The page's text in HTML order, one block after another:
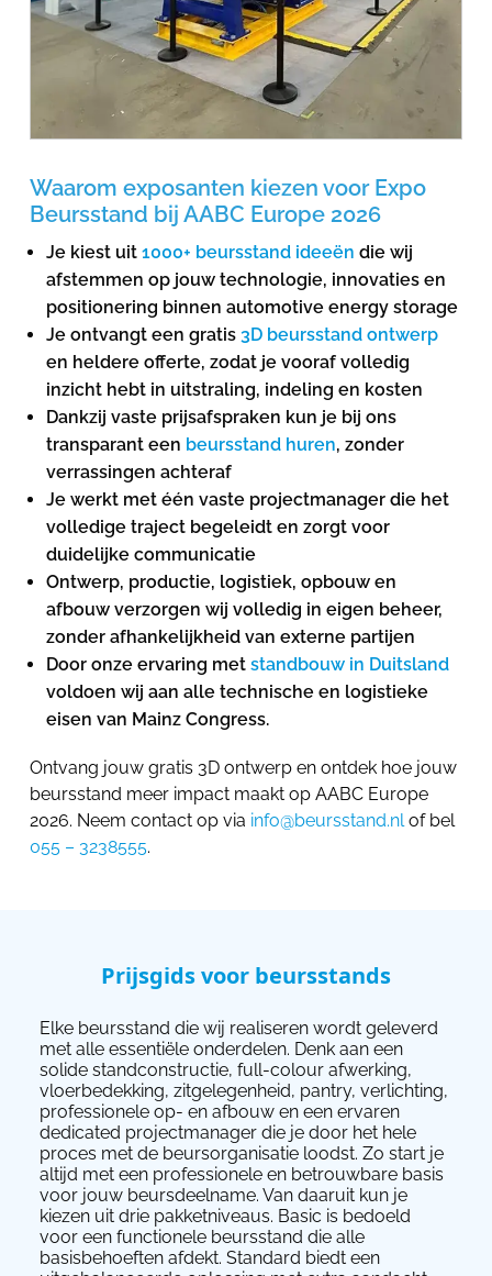
Waarom exposanten kiezen voor Expo
Beursstand bij AABC Europe 2026
Je kiest uit 1000+ beursstand ideeën die wij
afstemmen op jouw technologie, innovaties en
positionering binnen automotive energy storage
Je ontvangt een gratis 3D beursstand ontwerp
en heldere offerte, zodat je vooraf volledig
inzicht hebt in uitstraling, indeling en kosten
Dankzij vaste prijsafspraken kun je bij ons
transparant een beursstand huren, zonder
verrassingen achteraf
Je werkt met één vaste projectmanager die het
volledige traject begeleidt en zorgt voor
duidelijke communicatie
Ontwerp, productie, logistiek, opbouw en
afbouw verzorgen wij volledig in eigen beheer,
zonder afhankelijkheid van externe partijen
Door onze ervaring met standbouw in Duitsland
voldoen wij aan alle technische en logistieke
eisen van Mainz Congress.
Ontvang jouw gratis 3D ontwerp en ontdek hoe jouw
beursstand meer impact maakt op AABC Europe
2026. Neem contact op via info@beursstand.nlof bel
055 – 3238555.
Prijsgids voor beursstands
Elke beursstand die wij realiseren wordt geleverd
met alle essentiële onderdelen. Denk aan een
solide standconstructie, full-colour afwerking,
vloerbedekking, zitgelegenheid, pantry, verlichting,
professionele op- en afbouw en een ervaren
dedicated projectmanager die je door het hele
proces met de beursorganisatie loodst. Zo start je
altijd met een professionele en betrouwbare basis
voor jouw beursdeelname. Van daaruit kun je
kiezen uit drie pakketniveaus. Basic is bedoeld
voor een functionele beursstand die alle
basisbehoeften afdekt. Standard biedt een